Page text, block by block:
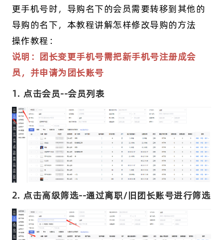
更手机号时，导购名下的会员需要转移到其他的
导购的名下，本教程讲解怎样修改导购的方法
操作教程：
说明：团长变更手机号需把新手机号注册成会
员，并申请为团长账号
1. 点击会员--会员列表
2. 点击高级筛选--通过离职/旧团长账号进行筛选